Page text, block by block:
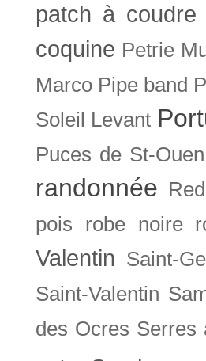
patch à coudre
coquine Petrie
Marco Pipe band
Soleil Levant
Puces de St-Ouen
randonnée
pois
robe noire
Valentin Saint-
Saint-Valentin
des Ocres Serres